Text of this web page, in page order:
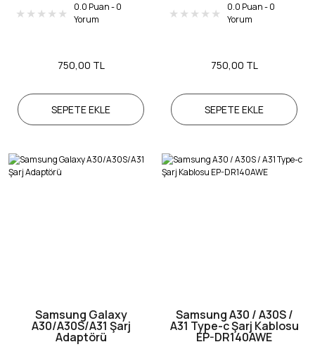
0.0 Puan - 0
Yorum
750,00 TL
SEPETE EKLE
0.0 Puan - 0
Yorum
750,00 TL
SEPETE EKLE
Samsung Galaxy
A30/A30S/A31 Şarj
Adaptörü
Samsung A30 / A30S /
A31 Type-c Şarj Kablosu
EP-DR140AWE